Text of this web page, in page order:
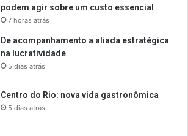
podem agir sobre um custo essencial
7 horas atrás
De acompanhamento a aliada estratégica
na lucratividade
5 dias atrás
Centro do Rio: nova vida gastronômica
5 dias atrás